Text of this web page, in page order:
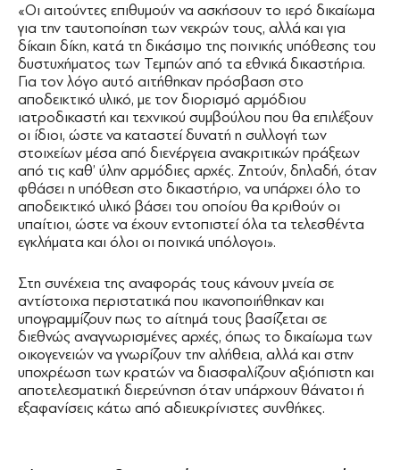
«Οι αιτούντες επιθυμούν να ασκήσουν το ιερό δικαίωμα
για την ταυτοποίηση των νεκρών τους, αλλά και για
δίκαιη δίκη, κατά τη δικάσιμο της ποινικής υπόθεσης του
δυστυχήματος των Τεμπών από τα εθνικά δικαστήρια.
Για τον λόγο αυτό αιτήθηκαν πρόσβαση στο
αποδεικτικό υλικό, με τον διορισμό αρμόδιου
ιατροδικαστή και τεχνικού συμβούλου που θα επιλέξουν
οι ίδιοι, ώστε να καταστεί δυνατή η συλλογή των
στοιχείων μέσα από διενέργεια ανακριτικών πράξεων
από τις καθ’ ύλην αρμόδιες αρχές. Ζητούν, δηλαδή, όταν
φθάσει η υπόθεση στο δικαστήριο, να υπάρχει όλο το
αποδεικτικό υλικό βάσει του οποίου θα κριθούν οι
υπαίτιοι, ώστε να έχουν εντοπιστεί όλα τα τελεσθέντα
εγκλήματα και όλοι οι ποινικά υπόλογοι».
Στη συνέχεια της αναφοράς τους κάνουν μνεία σε
αντίστοιχα περιστατικά που ικανοποιήθηκαν και
υπογραμμίζουν πως το αίτημά τους βασίζεται σε
διεθνώς αναγνωρισμένες αρχές, όπως το δικαίωμα των
οικογενειών να γνωρίζουν την αλήθεια, αλλά και στην
υποχρέωση των κρατών να διασφαλίζουν αξιόπιστη και
αποτελεσματική διερεύνηση όταν υπάρχουν θάνατοι ή
εξαφανίσεις κάτω από αδιευκρίνιστες συνθήκες.